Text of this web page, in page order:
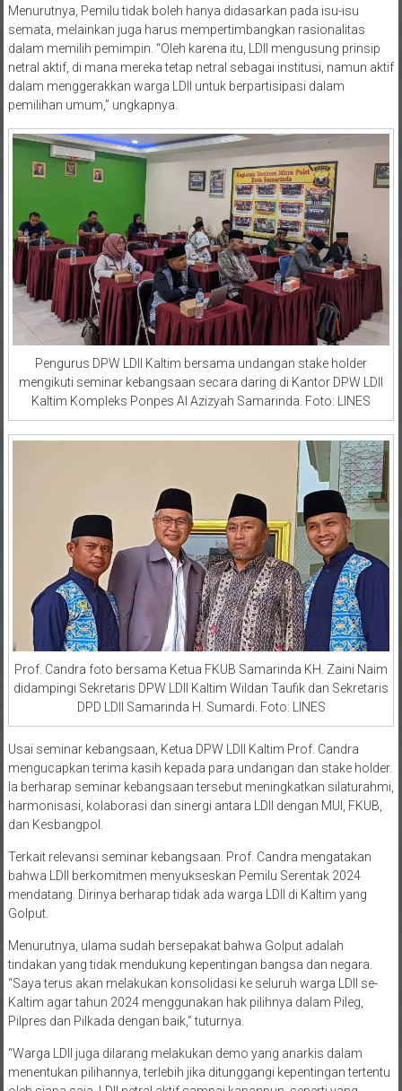
Menurutnya, Pemilu tidak boleh hanya didasarkan pada isu-isu
semata, melainkan juga harus mempertimbangkan rasionalitas
dalam memilih pemimpin. “Oleh karena itu, LDII mengusung prinsip
netral aktif, di mana mereka tetap netral sebagai institusi, namun aktif
dalam menggerakkan warga LDII untuk berpartisipasi dalam
Pengurus DPW LDII Kaltim bersama undangan stake holder
mengikuti seminar kebangsaan secara daring di Kantor DPW LDII
Kaltim Kompleks Ponpes Al Azizyah Samarinda. Foto: LINES
Prof. Candra foto bersama Ketua FKUB Samarinda KH. Zaini Naim
didampingi Sekretaris DPW LDII Kaltim Wildan Taufik dan Sekretaris
DPD LDII Samarinda H. Sumardi. Foto: LINES
Usai seminar kebangsaan, Ketua DPW LDII Kaltim Prof. Candra
mengucapkan terima kasih kepada para undangan dan stake holder.
Ia berharap seminar kebangsaan tersebut meningkatkan silaturahmi,
harmonisasi, kolaborasi dan sinergi antara LDII dengan MUI, FKUB,
Terkait relevansi seminar kebangsaan. Prof. Candra mengatakan
bahwa LDII berkomitmen menyukseskan Pemilu Serentak 2024
mendatang. Dirinya berharap tidak ada warga LDII di Kaltim yang
Menurutnya, ulama sudah bersepakat bahwa Golput adalah
tindakan yang tidak mendukung kepentingan bangsa dan negara.
“Saya terus akan melakukan konsolidasi ke seluruh warga LDII se-
Kaltim agar tahun 2024 menggunakan hak pilihnya dalam Pileg,
“Warga LDII juga dilarang melakukan demo yang anarkis dalam